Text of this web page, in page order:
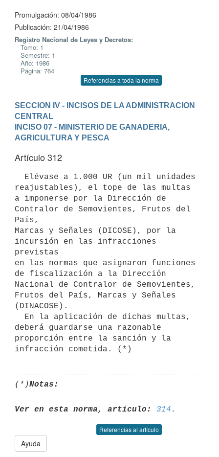
Promulgación: 08/04/1986
Publicación: 21/04/1986
Registro Nacional de Leyes y Decretos:
Tomo: 1
Semestre: 1
Año: 1986
Página: 764
Referencias a toda la norma
SECCION IV - INCISOS DE LA ADMINISTRACION
CENTRAL
INCISO 07 - MINISTERIO DE GANADERIA,
AGRICULTURA Y PESCA
Artículo 312
reajustables), el tope de las multas
a imponerse por la Dirección de
Contralor de Semovientes, Frutos del
País,
Marcas y Señales (DICOSE), por la
incursión en las infracciones
previstas
en las normas que asignaron funciones
de fiscalización a la Dirección
Nacional de Contralor de Semovientes,
Frutos del País, Marcas y Señales
(DINACOSE).
deberá guardarse una razonable
proporción entre la sanción y la
(*)Notas:
Ver en esta norma, artículo: 314
Referencias al artículo
Ayuda